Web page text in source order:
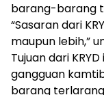
barang-barang
“Sasaran dari
maupun lebih,”
Tujuan dari
gangguan
barang